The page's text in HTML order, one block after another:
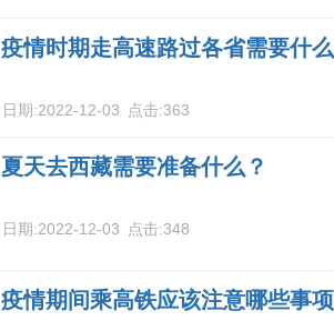
疫情时期走高速路过各省需要什
日期:2022-12-03 点击:363
夏天去西藏需要准备什么？
日期:2022-12-03 点击:348
疫情期间乘高铁应该注意哪些事